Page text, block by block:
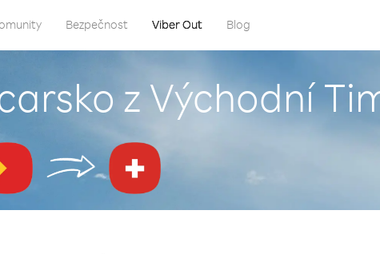
Bezpečnost Viber Out Blog
z Východní